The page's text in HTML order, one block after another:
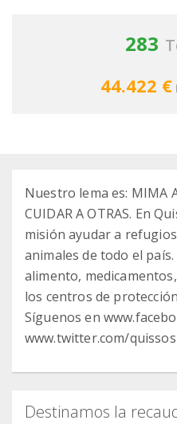
283
44.422 €
Nuestro lema es: MIMA
CUIDAR A OTRAS. En
misión ayudar a
animales de todo el
alimento,
los centros de
Síguenos en
www.twitter.com/quissos
Destinamos la